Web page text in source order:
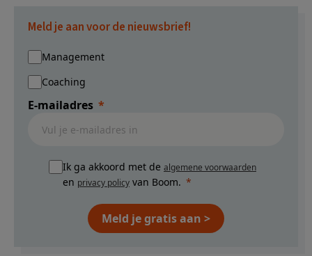
Meld je aan voor de nieuwsbrief!
Management
Coaching
E-mailadres
Ik ga akkoord met de algemene voorwaarden
en privacy policy van Boom.
Meld je gratis aan >